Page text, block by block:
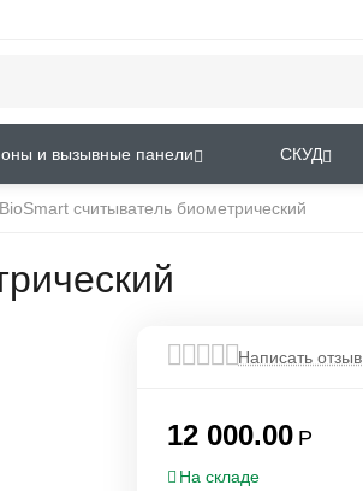
и вызывные панели СКУД
cчитыватель биометрический
Написать отзыв
12 000.00 Р
На складе